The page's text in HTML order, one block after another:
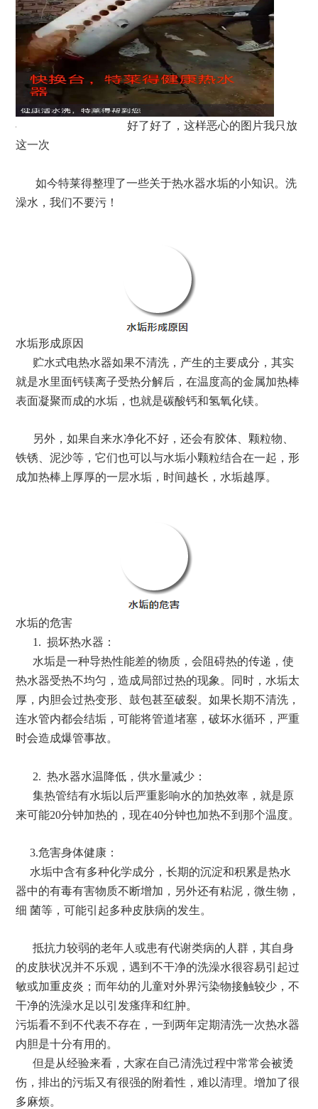
好了好了，这样恶心的图片我只放
这一次
如今特莱得整理了一些关于热水器水垢的小知识。洗
澡水，我们不要污！
水垢形成原因
贮水式电热水器如果不清洗，产生的主要成分，其实
就是水里面钙镁离子受热分解后，在温度高的金属加热棒
表面凝聚而成的水垢，也就是碳酸钙和氢氧化镁。
另外，如果自来水净化不好，还会有胶体、颗粒物、
铁锈、泥沙等，它们也可以与水垢小颗粒结合在一起，形
成加热棒上厚厚的一层水垢，时间越长，水垢越厚。
水垢的危害
1. 损坏热水器：
水垢是一种导热性能差的物质，会阻碍热的传递，使
热水器受热不均匀，造成局部过热的现象。同时，水垢太
厚，内胆会过热变形、鼓包甚至破裂。如果长期不清洗，
连水管内都会结垢，可能将管道堵塞，破坏水循环，严重
时会造成爆管事故。
2. 热水器水温降低，供水量减少：
集热管结有水垢以后严重影响水的加热效率，就是原
来可能20分钟加热的，现在40分钟也加热不到那个温度。
3.危害身体健康：
水垢中含有多种化学成分，长期的沉淀和积累是热水
器中的有毒有害物质不断增加，另外还有粘泥，微生物，
细 菌等，可能引起多种皮肤病的发生。
抵抗力较弱的老年人或患有代谢类病的人群，其自身
的皮肤状况并不乐观，遇到不干净的洗澡水很容易引起过
敏或加重皮炎；而年幼的儿童对外界污染物接触较少，不
干净的洗澡水足以引发瘙痒和红肿。
污垢看不到不代表不存在，一到两年定期清洗一次热水器
内胆是十分有用的。
但是从经验来看，大家在自己清洗过程中常常会被烫
伤，排出的污垢又有很强的附着性，难以清理。增加了很
多麻烦。